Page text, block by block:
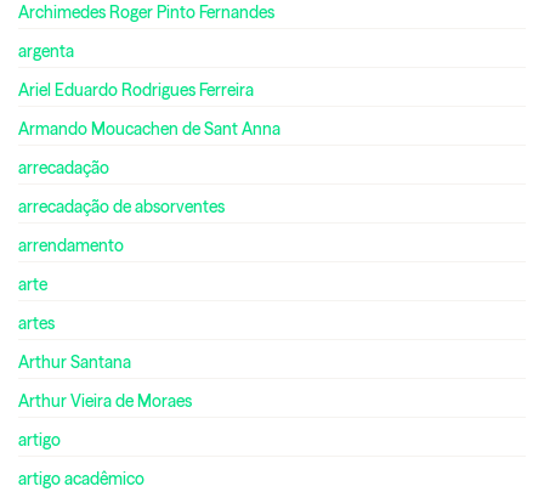
Archimedes Roger Pinto Fernandes
argenta
Ariel Eduardo Rodrigues Ferreira
Armando Moucachen de Sant Anna
arrecadação
arrecadação de absorventes
arrendamento
arte
artes
Arthur Santana
Arthur Vieira de Moraes
artigo
artigo acadêmico